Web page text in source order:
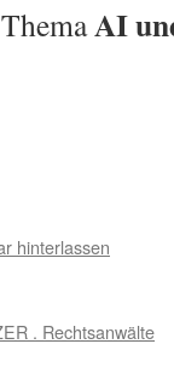
AI
hinterlassen
. Rechtsanwälte